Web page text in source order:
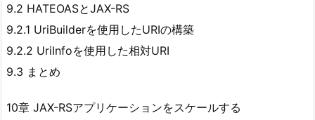
9.2 HATEOASとJAX-RS
9.2.1 UriBuilderを使用したURIの構築
9.2.2 UriInfoを使用した相対URI
9.3 まとめ
10章 JAX-RSアプリケーションをスケールする